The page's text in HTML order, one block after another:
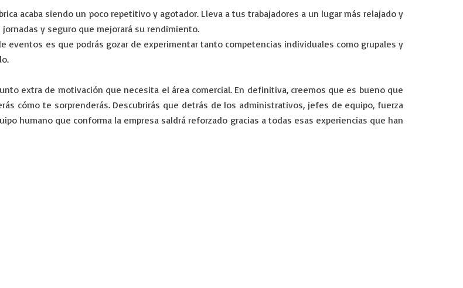
acaba siendo un poco repetitivo y agotador. Lleva a tus trabajadores a un lugar más relajado y
y seguro que mejorará su rendimiento.
eventos es que podrás gozar de experimentar tanto competencias individuales como grupales y
extra de motivación que necesita el área comercial. En definitiva, creemos que es bueno que
cómo te sorprenderás. Descubrirás que detrás de los administrativos, jefes de equipo, fuerza
humano que conforma la empresa saldrá reforzado gracias a todas esas experiencias que han
y particulares de principio a fin. No queremos que te preocupes por nada. Somos tu empresa de